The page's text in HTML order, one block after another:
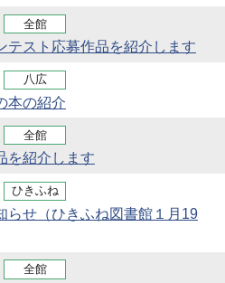
全館
テスト応募作品を紹介します
八広
本の紹介
全館
を紹介します
ひきふね
らせ（ひきふね図書館１月19
全館